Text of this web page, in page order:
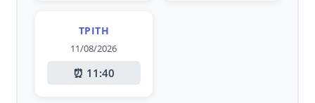
ΤΡΊΤΗ
11/08/2026
⏰ 11:40